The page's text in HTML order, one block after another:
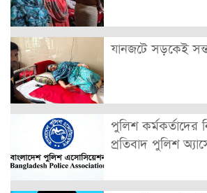
যানজটে সড়কেই
পুলিশ কর্মকর্তাদের
প্রতিবাদ পুলিশ